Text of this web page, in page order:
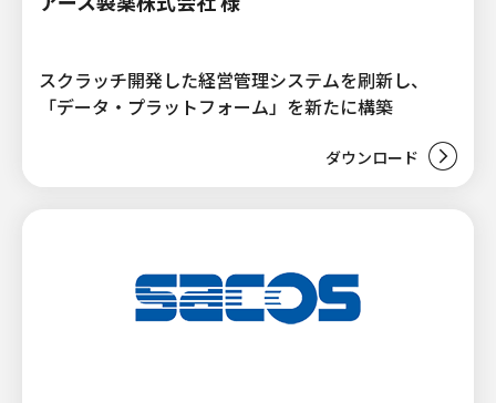
スクラッチ開発した経営管理システムを刷新し、
「データ・プラットフォーム」を新たに構築
ダウンロード